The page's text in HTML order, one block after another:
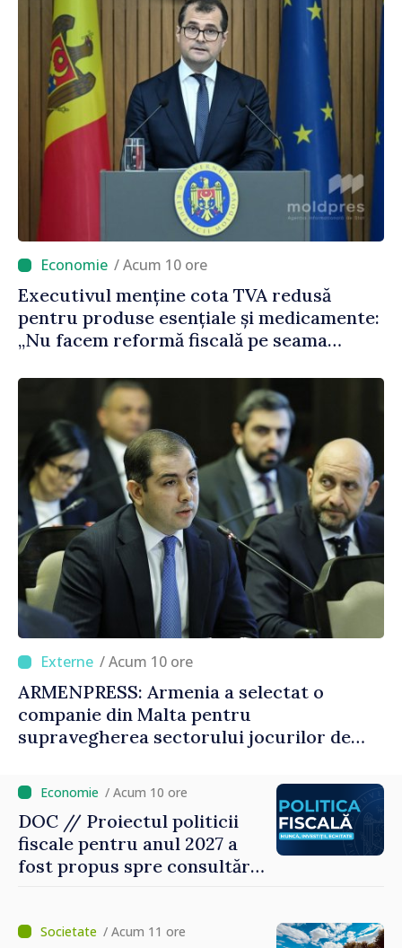
/ Acum 10 ore
Executivul menține cota TVA redusă
pentru produse esențiale și medicamente:
„Nu facem reformă fiscală pe seama
/ Acum 10 ore
ARMENPRESS: Armenia a selectat o
companie din Malta pentru
supravegherea sectorului jocurilor de
/ Acum 10 ore
DOC // Proiectul politicii
fiscale pentru anul 2027 a
fost propus spre consultări
/ Acum 11 ore